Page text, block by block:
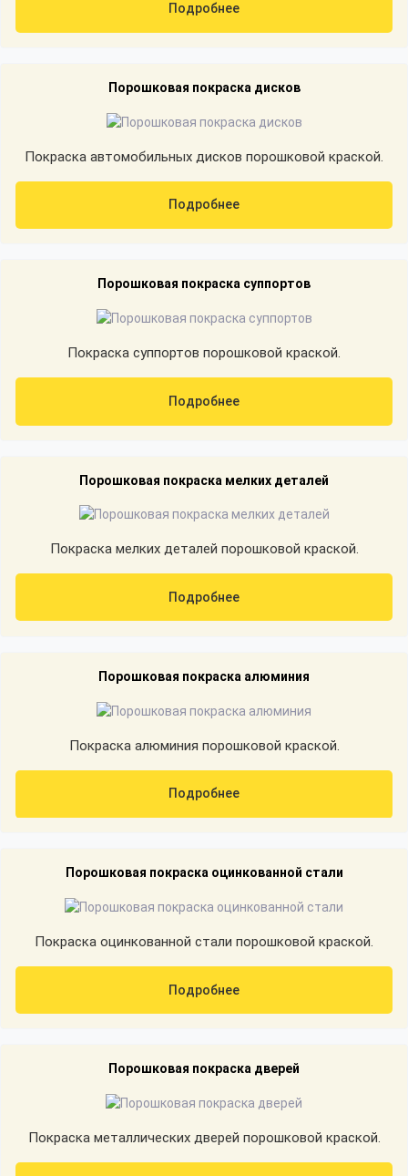
Подробнее
Порошковая покраска дисков
Покраска автомобильных дисков порошковой краской.
Подробнее
Порошковая покраска суппортов
Покраска суппортов порошковой краской.
Подробнее
Порошковая покраска мелких деталей
Покраска мелких деталей порошковой краской.
Подробнее
Порошковая покраска алюминия
Покраска алюминия порошковой краской.
Подробнее
Порошковая покраска оцинкованной стали
Покраска оцинкованной стали порошковой краской.
Подробнее
Порошковая покраска дверей
Покраска металлических дверей порошковой краской.